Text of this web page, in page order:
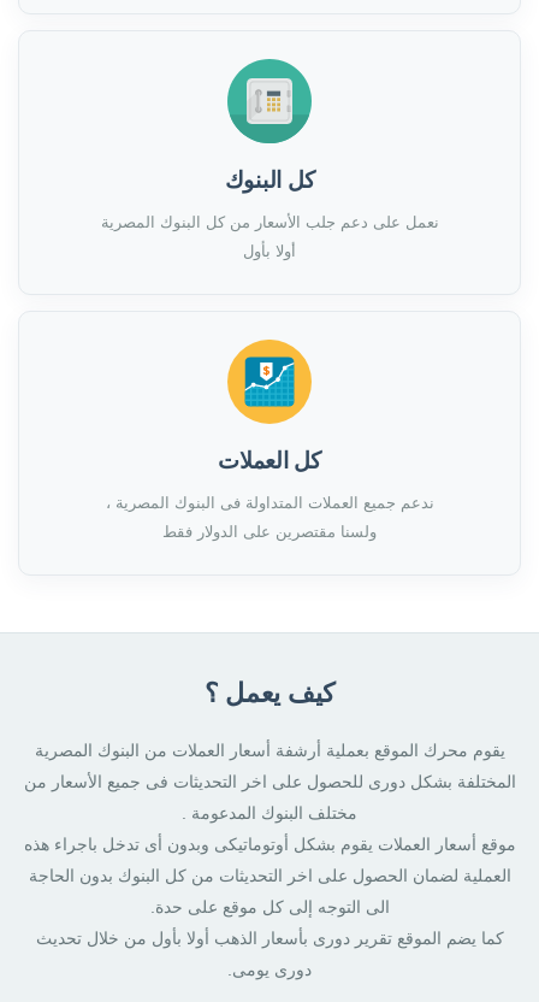
كل البنوك
نعمل على دعم جلب الأسعار من كل البنوك المصرية
أولا بأول
كل العملات
ندعم جميع العملات المتداولة فى البنوك المصرية ،
ولسنا مقتصرين على الدولار فقط
كيف يعمل ؟
يقوم محرك الموقع بعملية أرشفة أسعار العملات من البنوك المصرية
المختلفة بشكل دورى للحصول على اخر التحديثات فى جميع الأسعار من
مختلف البنوك المدعومة .
موقع أسعار العملات يقوم بشكل أوتوماتيكى وبدون أى تدخل باجراء هذه
العملية لضمان الحصول على اخر التحديثات من كل البنوك بدون الحاجة
الى التوجه إلى كل موقع على حدة.
كما يضم الموقع تقرير دورى بأسعار الذهب أولا بأول من خلال تحديث
دورى يومى.